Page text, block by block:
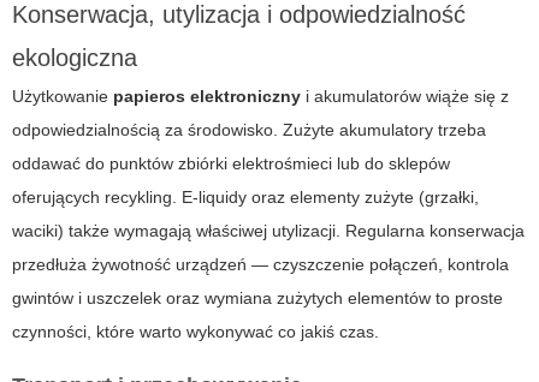
Konserwacja, utylizacja i odpowiedzialność
ekologiczna
Użytkowanie papieros elektroniczny i akumulatorów wiąże się z
odpowiedzialnością za środowisko. Zużyte akumulatory trzeba
oddawać do punktów zbiórki elektrośmieci lub do sklepów
oferujących recykling. E-liquidy oraz elementy zużyte (grzałki,
waciki) także wymagają właściwej utylizacji. Regularna konserwacja
przedłuża żywotność urządzeń — czyszczenie połączeń, kontrola
gwintów i uszczelek oraz wymiana zużytych elementów to proste
czynności, które warto wykonywać co jakiś czas.